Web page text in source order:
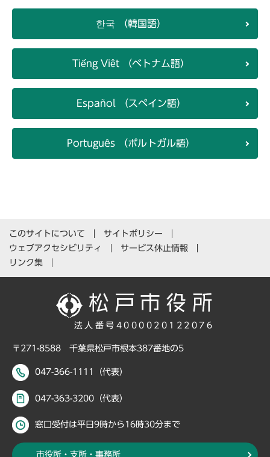
한국 （韓国語）
Tiếng Việt （ベトナム語）
Español （スペイン語）
Português （ポルトガル語）
このサイトについて
サイトポリシー
ウェブアクセシビリティ
サービス休止情報
リンク集
法人番号4000020122076
〒271-8588 千葉県松戸市根本387番地の5
047-366-1111（代表）
047-363-3200（代表）
窓口受付は平日9時から16時30分まで
市役所・支所・事務所